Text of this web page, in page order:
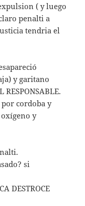
( y luego
penalti a
tendria el
y garitano
cordoba y
y
si
DESTROCE